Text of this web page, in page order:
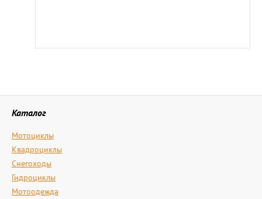
Каталог
Мотоциклы
Квадроциклы
Снегоходы
Гидроциклы
Мотоодежда